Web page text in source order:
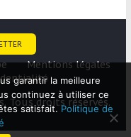
Mentions légales
Tous droits réservés.
garantir la meilleure
continuez à utiliser ce
satisfait.Politique de